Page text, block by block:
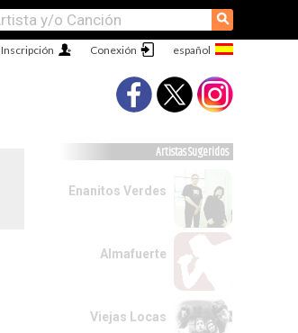
⚲
Conexión
Inscripción
Artistas Sugeridos
Enanitos Verdes
Almafuerte
Viejas Locas